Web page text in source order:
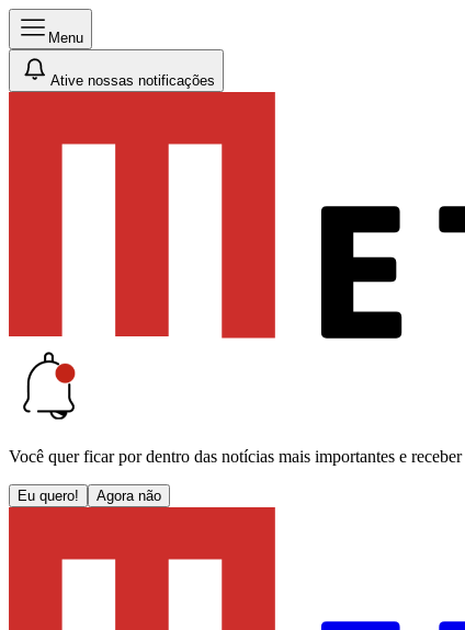
Menu
Ative nossas notificações
Você quer ficar por dentro das notícias mais importantes e receber
Eu quero! Agora não